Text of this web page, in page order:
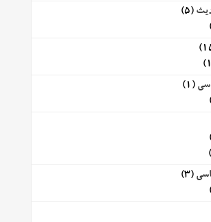
(5)
(1)
(3)